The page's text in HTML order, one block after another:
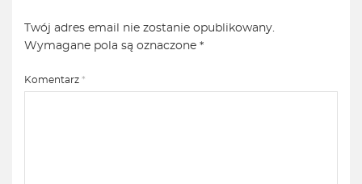
Twój adres email nie zostanie opublikowany.
Wymagane pola są oznaczone *
Komentarz *